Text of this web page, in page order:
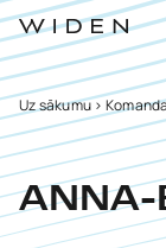
Uz sākumu>
ANNA-